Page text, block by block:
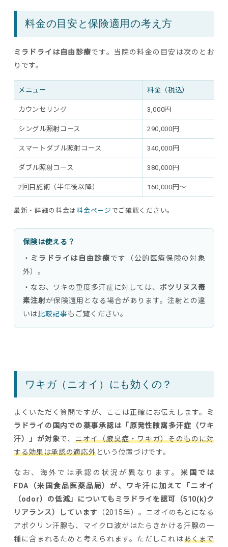
料金の目安と保険適用の考え方
ミラドライは自由診療です。当院の料金の目安は次のとお
りです。
メニュー 料金（税込）
カウンセリング 3,000円
シングル照射コース 290,000円
スマートダブル照射コース 340,000円
ダブル照射コース 380,000円
2回目施術（半年後以降） 160,000円〜
最新・詳細の料金は 料金ページ でご確認ください。
保険は使える？
・ ミラドライは自由診療です（公的医療保険の対象
外）。
・なお、ワキの重度多汗症に対しては、 ボツリヌス毒
素注射が保険適用となる場合があります。注射との違
いは比較記事もご覧ください。
ワキガ（ニオイ）にも効くの？
よくいただく質問ですが、ここは正確にお伝えします。 ミ
ラドライの国内での薬事承認は「原発性腋窩多汗症（ワキ
汗）」が対象で、 ニオイ（腋臭症・ワキガ）そのものに対
する効果は承認の適応外という位置づけです。
なお、海外では承認の状況が異なります。 米国では
FDA（米国食品医薬品局）が、ワキ汗に加えて「ニオイ
（odor）の低減」についてもミラドライを認可（510(k)ク
リアランス）しています
（2015年）。ニオイのもとになる
アポクリン汗腺も、マイクロ波がはたらきかける汗腺の一
種に含まれるためと考えられます。ただしこれはあくまで